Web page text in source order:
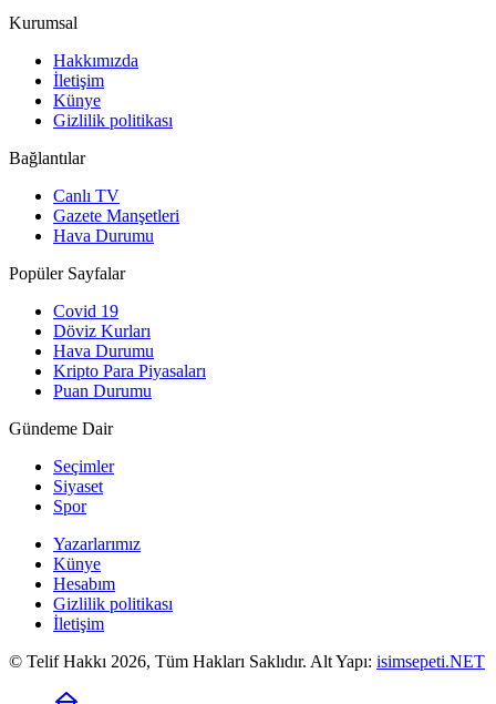
Kurumsal
Hakkımızda
İletişim
Künye
Gizlilik politikası
Bağlantılar
Canlı TV
Gazete Manşetleri
Hava Durumu
Popüler Sayfalar
Covid 19
Döviz Kurları
Hava Durumu
Kripto Para Piyasaları
Puan Durumu
Gündeme Dair
Seçimler
Siyaset
Spor
Yazarlarımız
Künye
Hesabım
Gizlilik politikası
İletişim
© Telif Hakkı 2026, Tüm Hakları Saklıdır. Alt Yapı: isimsepeti.NET